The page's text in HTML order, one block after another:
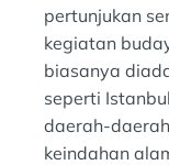
pertunjukan
kegiatan
biasanya
seperti
daerah-
keindahan